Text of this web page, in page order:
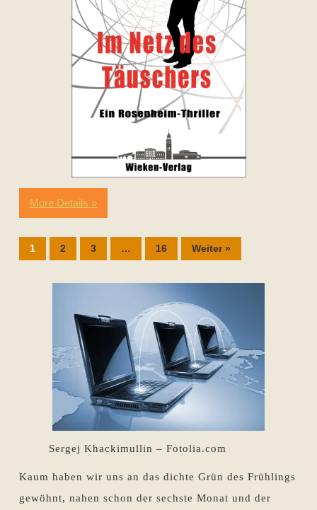
More Details »
1 2 3 … 16 Weiter »
Sergej Khackimullin – Fotolia.com
Kaum haben wir uns an das dichte Grün des Frühlings
gewöhnt, nahen schon der sechste Monat und der